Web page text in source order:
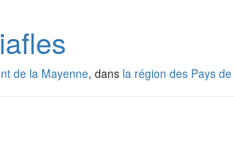
de la Mayenne, dans la région des Pays